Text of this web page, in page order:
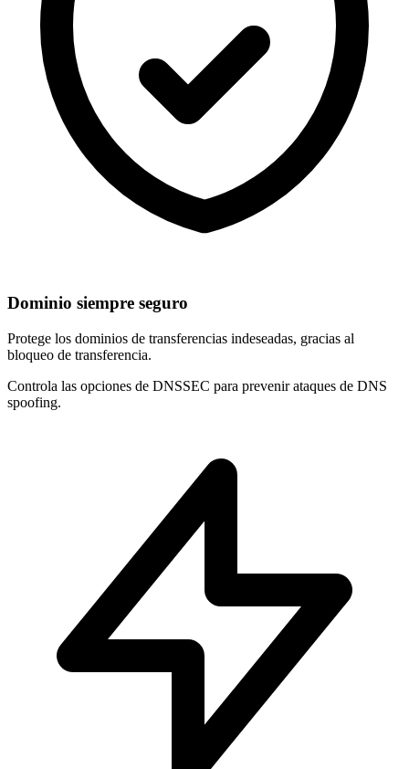
Dominio siempre seguro
Protege los dominios de transferencias indeseadas, gracias al
bloqueo de transferencia.
Controla las opciones de DNSSEC para prevenir ataques de DNS
spoofing.